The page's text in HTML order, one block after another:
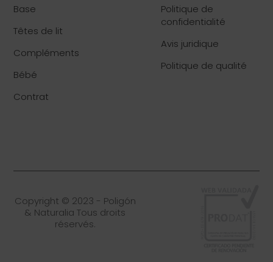
Base
Têtes de lit
Compléments
Bébé
Contrat
Politique de
confidentialité
Avis juridique
Politique de qualité
Copyright © 2023 - Poligón
& Naturalia Tous droits
réservés.